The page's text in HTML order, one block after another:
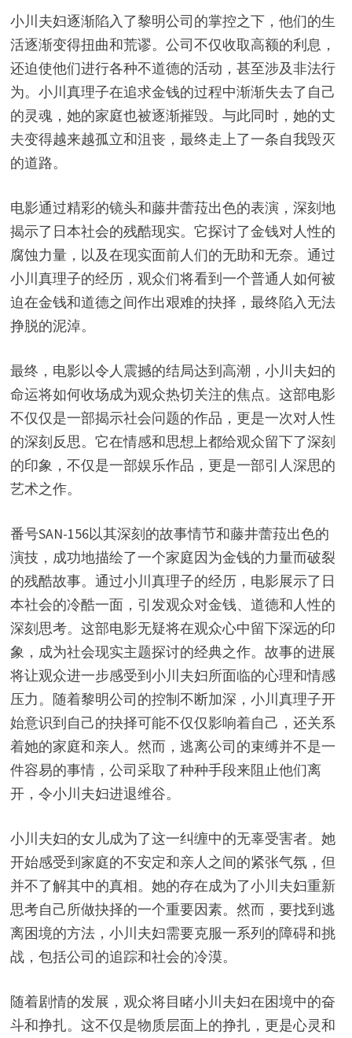
小川夫妇逐渐陷入了黎明公司的掌控之下，他们的生
活逐渐变得扭曲和荒谬。公司不仅收取高额的利息，
还迫使他们进行各种不道德的活动，甚至涉及非法行
为。小川真理子在追求金钱的过程中渐渐失去了自己
的灵魂，她的家庭也被逐渐摧毁。与此同时，她的丈
夫变得越来越孤立和沮丧，最终走上了一条自我毁灭
的道路。
电影通过精彩的镜头和藤井蕾菈出色的表演，深刻地
揭示了日本社会的残酷现实。它探讨了金钱对人性的
腐蚀力量，以及在现实面前人们的无助和无奈。通过
小川真理子的经历，观众们将看到一个普通人如何被
迫在金钱和道德之间作出艰难的抉择，最终陷入无法
挣脱的泥淖。
最终，电影以令人震撼的结局达到高潮，小川夫妇的
命运将如何收场成为观众热切关注的焦点。这部电影
不仅仅是一部揭示社会问题的作品，更是一次对人性
的深刻反思。它在情感和思想上都给观众留下了深刻
的印象，不仅是一部娱乐作品，更是一部引人深思的
艺术之作。
番号SAN-156以其深刻的故事情节和藤井蕾菈出色的
演技，成功地描绘了一个家庭因为金钱的力量而破裂
的残酷故事。通过小川真理子的经历，电影展示了日
本社会的冷酷一面，引发观众对金钱、道德和人性的
深刻思考。这部电影无疑将在观众心中留下深远的印
象，成为社会现实主题探讨的经典之作。故事的进展
将让观众进一步感受到小川夫妇所面临的心理和情感
压力。随着黎明公司的控制不断加深，小川真理子开
始意识到自己的抉择可能不仅仅影响着自己，还关系
着她的家庭和亲人。然而，逃离公司的束缚并不是一
件容易的事情，公司采取了种种手段来阻止他们离
开，令小川夫妇进退维谷。
小川夫妇的女儿成为了这一纠缠中的无辜受害者。她
开始感受到家庭的不安定和亲人之间的紧张气氛，但
并不了解其中的真相。她的存在成为了小川夫妇重新
思考自己所做抉择的一个重要因素。然而，要找到逃
离困境的方法，小川夫妇需要克服一系列的障碍和挑
战，包括公司的追踪和社会的冷漠。
随着剧情的发展，观众将目睹小川夫妇在困境中的奋
斗和挣扎。这不仅是物质层面上的挣扎，更是心灵和